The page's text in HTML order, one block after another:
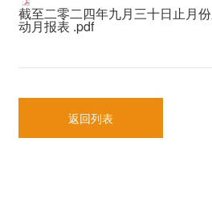
商务合作
截至二零二四年九月三十日止月
动月报表 .pdf
返回列表